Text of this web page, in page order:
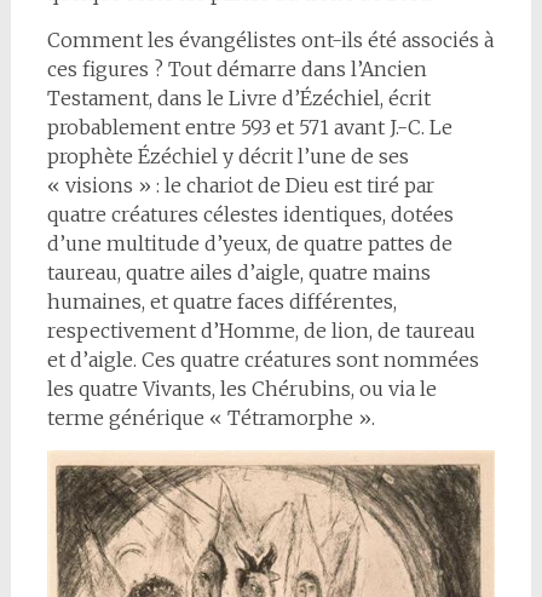
Comment les évangélistes ont-ils été associés à
ces figures ? Tout démarre dans l’Ancien
Testament, dans le Livre d’Ézéchiel, écrit
probablement entre 593 et 571 avant J.-C. Le
prophète Ézéchiel y décrit l’une de ses
« visions » : le chariot de Dieu est tiré par
quatre créatures célestes identiques, dotées
d’une multitude d’yeux, de quatre pattes de
taureau, quatre ailes d’aigle, quatre mains
humaines, et quatre faces différentes,
respectivement d’Homme, de lion, de taureau
et d’aigle. Ces quatre créatures sont nommées
les quatre Vivants, les Chérubins, ou via le
terme générique « Tétramorphe ».